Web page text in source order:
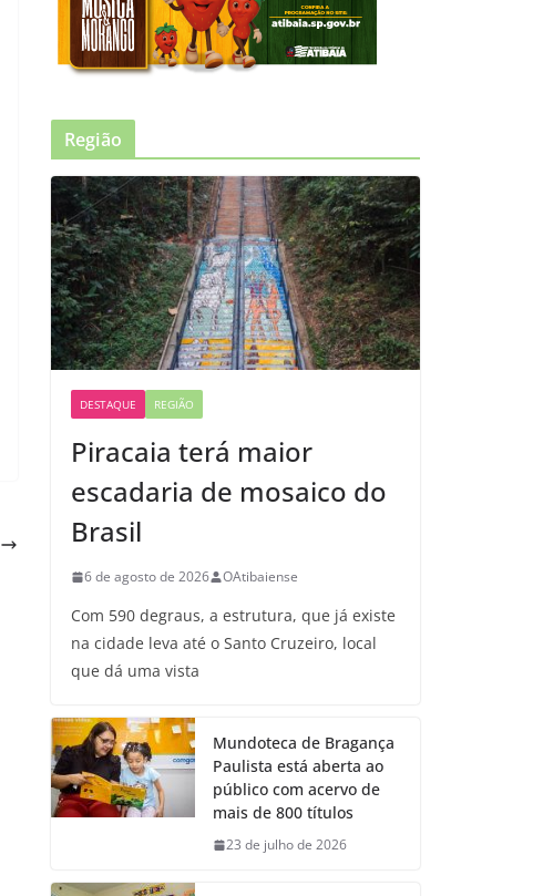
Região
DESTAQUE REGIÃO
Piracaia terá maior
escadaria de mosaico do
Brasil
6 de agosto de 2026 OAtibaiense
Com 590 degraus, a estrutura, que já existe
na cidade leva até o Santo Cruzeiro, local
que dá uma vista
Mundoteca de Bragança
Paulista está aberta ao
público com acervo de
mais de 800 títulos
23 de julho de 2026